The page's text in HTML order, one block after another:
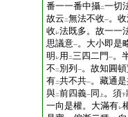
番一一番中攝二一切
故云 二無法不收一。
收 レ法既多。故一一
思議意一。大小即是
明 レ用 二三四二門 一。
不 二 別列 一。故知圓
有二共不共一。藏通
與二前四義一 同 上 。須下
一向是權。大滿有レ